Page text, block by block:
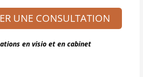
UNE CONSULTATION
en visio et en cabinet